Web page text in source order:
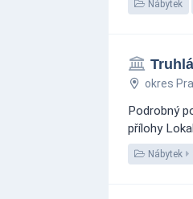
Nábytek
okres
Podrobný
přílohy
Nábytek